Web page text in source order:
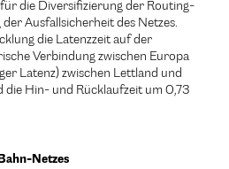
die Diversifizierung der Routing-
Ausfallsicherheit des Netzes.
die Latenzzeit auf der
Verbindung zwischen Europa
Latenz) zwischen Lettland und
die Hin- und Rücklaufzeit um 0,73
Netzes